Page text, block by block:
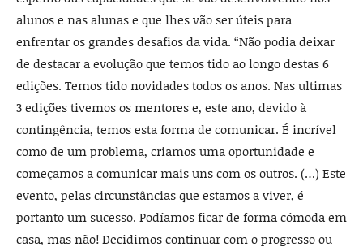
alunos e nas alunas e que lhes vão ser úteis para
enfrentar os grandes desafios da vida. “Não podia deixar
de desta­car a evolução que temos tido ao longo destas 6
edições. Te­mos tido novidades todos os anos. Nas ultimas
3 edições tivemos os mentores e, este ano, devido à
contingência, temos esta forma de comu­nicar. É incrível
como de um problema, criamos uma oportunidade e
começamos a comunicar mais uns com os outros. (…) Este
evento, pelas circunstâncias que estamos a viver, é
portanto um suces­so. Podíamos ficar de forma cómoda em
casa, mas não! Decidimos continuar com o progresso ou